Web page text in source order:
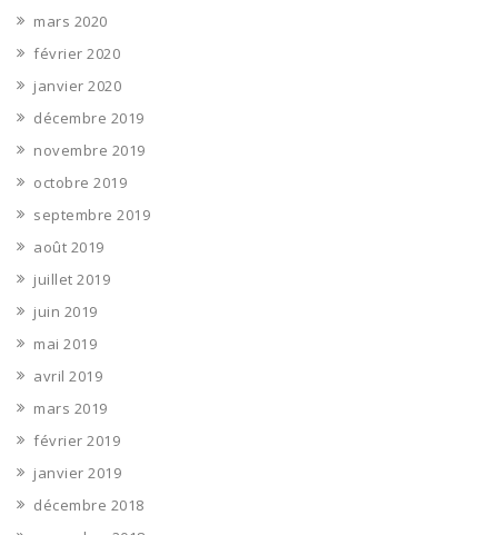
mars 2020
février 2020
janvier 2020
décembre 2019
novembre 2019
octobre 2019
septembre 2019
août 2019
juillet 2019
juin 2019
mai 2019
avril 2019
mars 2019
février 2019
janvier 2019
décembre 2018